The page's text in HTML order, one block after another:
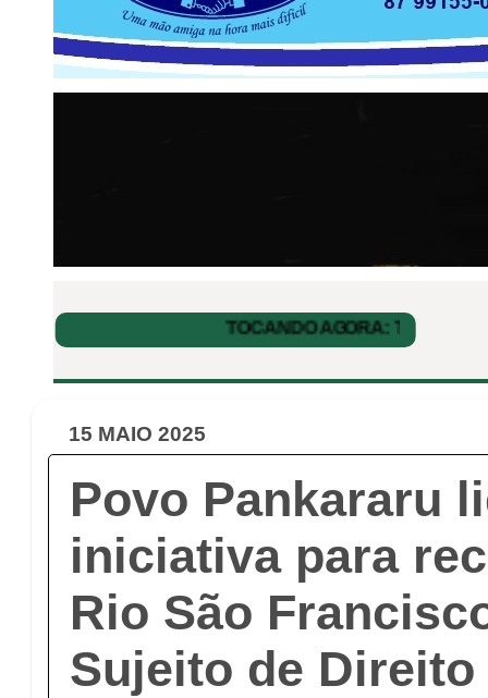
15 MAIO 2025
Povo Pankararu
iniciativa para
Rio São
Sujeito de Direito